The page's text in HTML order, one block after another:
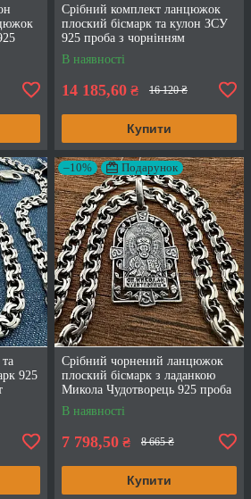
Срібний комплект ланцюжок
плоский бісмарк та кулон ЗСУ
925 проба з чорнінням
В наявності
14 185,60 ₴ 16 120 ₴
Купити
925
–10% Подарунок
Срібний чорнений ланцюжок
плоский бісмарк з ладанкою
Микола Чудотворець 925 проба
В наявності
7 798,50 ₴ 8 665 ₴
Купити